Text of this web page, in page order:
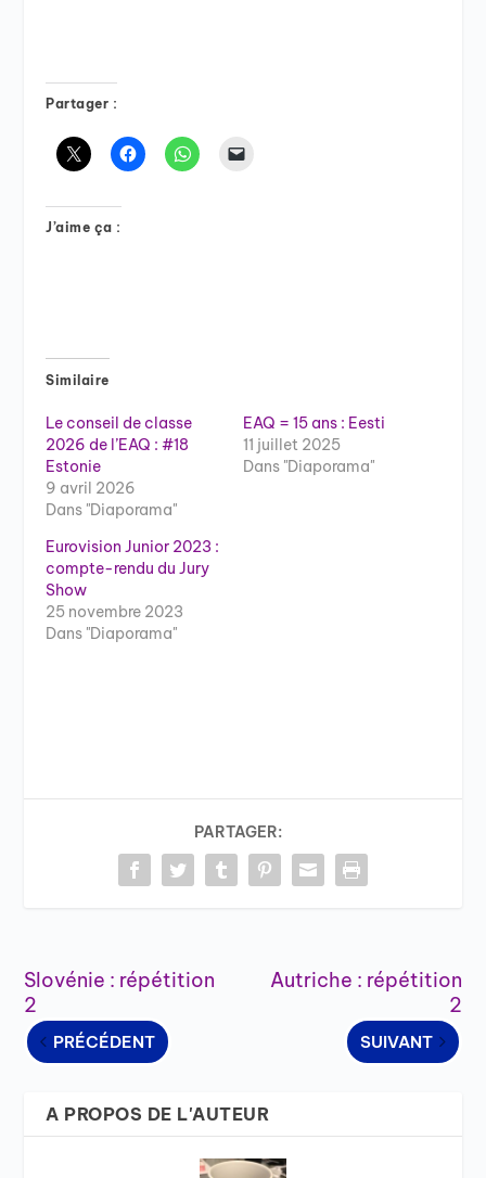
Partager :
J’aime ça :
Similaire
Le conseil de classe
2026 de l’EAQ : #18
Estonie
9 avril 2026
Dans "Diaporama"
EAQ = 15 ans : Eesti
11 juillet 2025
Dans "Diaporama"
Eurovision Junior 2023 :
compte-rendu du Jury
Show
25 novembre 2023
Dans "Diaporama"
PARTAGER:
Slovénie : répétition
2
PRÉCÉDENT
Autriche : répétition
2
SUIVANT
A PROPOS DE L'AUTEUR